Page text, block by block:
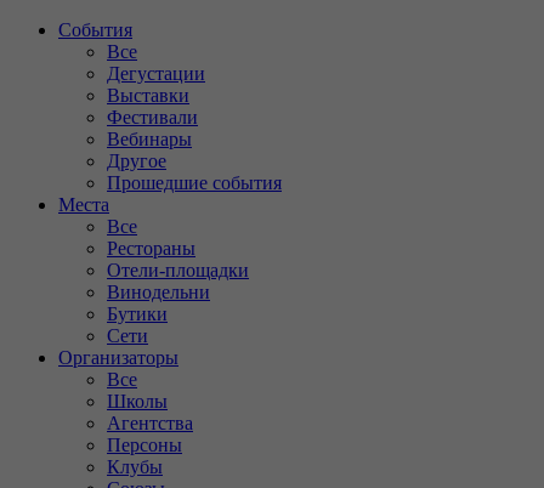
События
Все
Дегустации
Выставки
Фестивали
Вебинары
Другое
Прошедшие события
Места
Все
Рестораны
Отели-площадки
Винодельни
Бутики
Сети
Организаторы
Все
Школы
Агентства
Персоны
Клубы